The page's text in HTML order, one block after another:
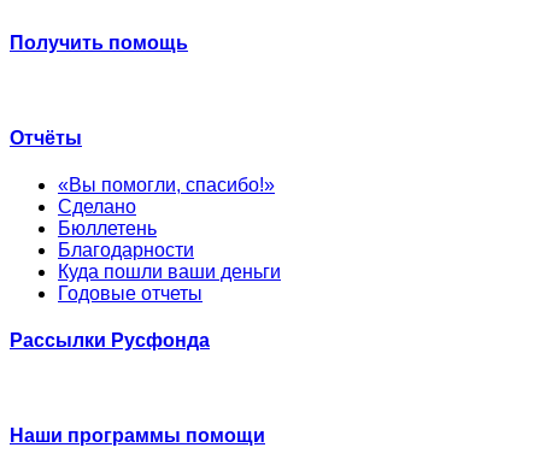
Получить помощь
Отчёты
«Вы помогли, спасибо!»
Сделано
Бюллетень
Благодарности
Куда пошли ваши деньги
Годовые отчеты
Рассылки Русфонда
Наши программы помощи